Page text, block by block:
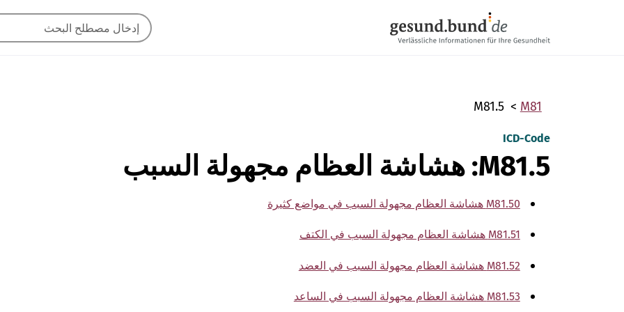
M81
M81.5
ICD-Code
M81.5: هشاشة العظام مجهولة السبب
M81.50 هشاشة العظام مجهولة السبب في مواضع كثيرة
M81.51 هشاشة العظام مجهولة السبب في الكتف
M81.52 هشاشة العظام مجهولة السبب في العضد
M81.53 هشاشة العظام مجهولة السبب في الساعد